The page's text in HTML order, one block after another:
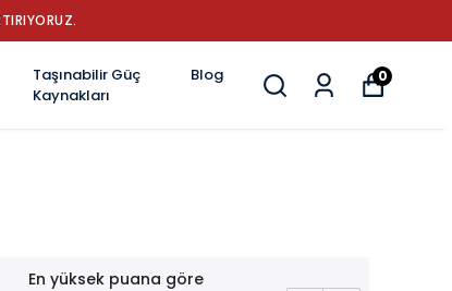
Taşınabilir Güç
Kaynakları
Blog 0
En yüksek puana göre